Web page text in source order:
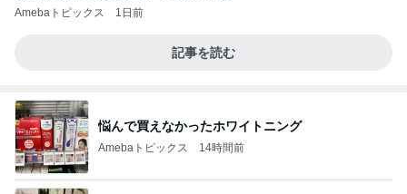
Amebaトピックス 1日前
記事を読む
悩んで買えなかったホワイトニング
Amebaトピックス 14時間前